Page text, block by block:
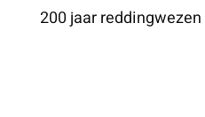
200 jaar reddingwezen